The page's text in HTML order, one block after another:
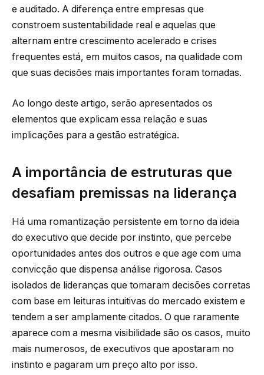
e auditado. A diferença entre empresas que
constroem sustentabilidade real e aquelas que
alternam entre crescimento acelerado e crises
frequentes está, em muitos casos, na qualidade com
que suas decisões mais importantes foram tomadas.
Ao longo deste artigo, serão apresentados os
elementos que explicam essa relação e suas
implicações para a gestão estratégica.
A importância de estruturas que
desafiam premissas na liderança
Há uma romantização persistente em torno da ideia
do executivo que decide por instinto, que percebe
oportunidades antes dos outros e que age com uma
convicção que dispensa análise rigorosa. Casos
isolados de lideranças que tomaram decisões corretas
com base em leituras intuitivas do mercado existem e
tendem a ser amplamente citados. O que raramente
aparece com a mesma visibilidade são os casos, muito
mais numerosos, de executivos que apostaram no
instinto e pagaram um preço alto por isso.